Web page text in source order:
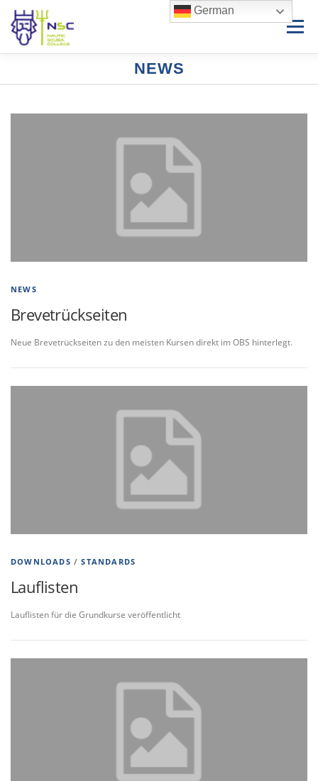
Menü
NEWS
NEWS
Brevetrückseiten
Neue Brevetrückseiten zu den meisten Kursen direkt im OBS hinterlegt.
DOWNLOADS /STANDARDS
Lauflisten
Lauflisten für die Grundkurse veröffentlicht
German